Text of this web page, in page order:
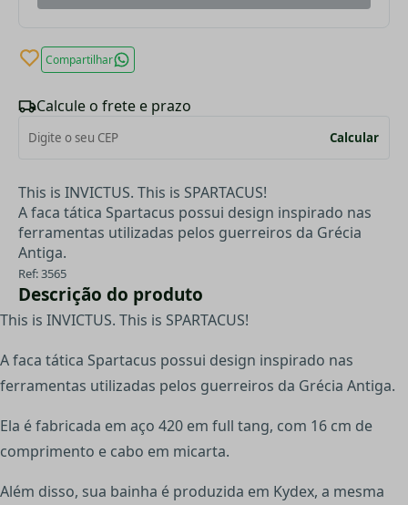
Compartilhar
Calcule o frete e prazo
Calcular
This is INVICTUS. This is SPARTACUS!
A faca tática Spartacus possui design inspirado nas
ferramentas utilizadas pelos guerreiros da Grécia
Antiga.
Ref: 3565
Descrição do produto
This is INVICTUS. This is SPARTACUS!
A faca tática Spartacus possui design inspirado nas
ferramentas utilizadas pelos guerreiros da Grécia Antiga.
Ela é fabricada em aço 420 em full tang, com 16 cm de
comprimento e cabo em micarta.
Além disso, sua bainha é produzida em Kydex, a mesma